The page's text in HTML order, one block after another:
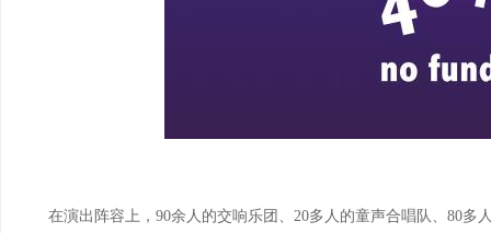
在演出阵容上，90余人的交响乐团、20多人的童声合唱队、80